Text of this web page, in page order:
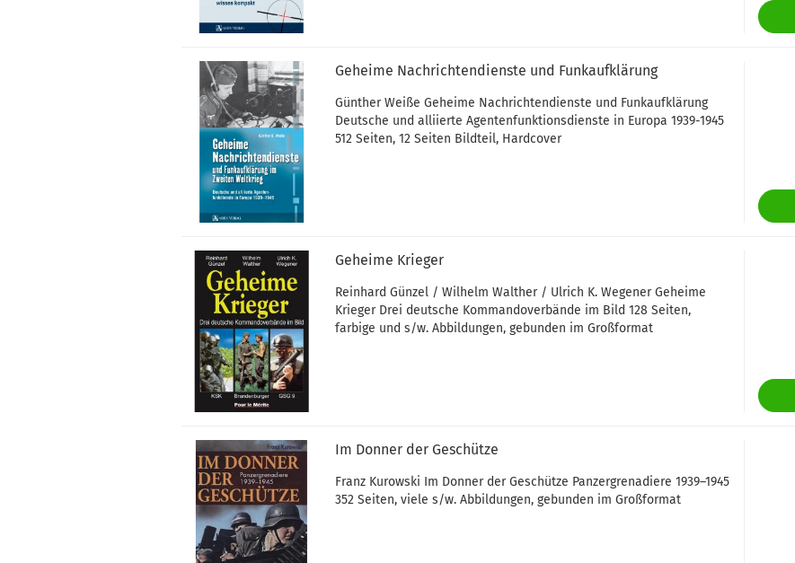
Geheime Nachrichtendienste und Funkaufklärung
Günther Weiße Geheime Nachrichtendienste und Funkaufklärung
Deutsche und alliierte Agentenfunktionsdienste in Europa 1939-1945
512 Seiten, 12 Seiten Bildteil, Hardcover
Geheime Krieger
Reinhard Günzel / Wilhelm Walther / Ulrich K. Wegener Geheime
Krieger Drei deutsche Kommandoverbände im Bild 128 Seiten,
farbige und s/w. Abbildungen, gebunden im Großformat
Im Donner der Geschütze
Franz Kurowski Im Donner der Geschütze Panzergrenadiere 1939–1945
352 Seiten, viele s/w. Abbildungen, gebunden im Großformat